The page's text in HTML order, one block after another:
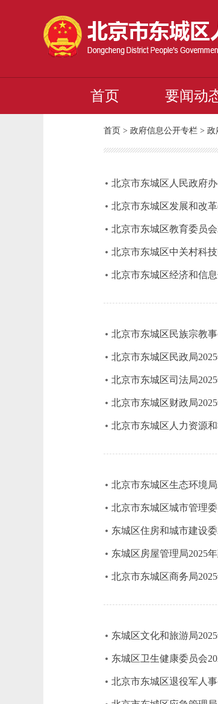
首页 要闻动
首页 > 政府信息公开专栏 > 政
北京市东城区人民政府
北京市东城区发展和改
北京市东城区教育委员
北京市东城区中关村科
北京市东城区经济和信
北京市东城区民族宗教
北京市东城区民政局
北京市东城区司法局
北京市东城区财政局
北京市东城区人力资源
北京市东城区生态环境
北京市东城区城市管理
东城区住房和城市建设
东城区房屋管理局2025
北京市东城区商务局
东城区文化和旅游局
东城区卫生健康委员会
北京市东城区退役军人